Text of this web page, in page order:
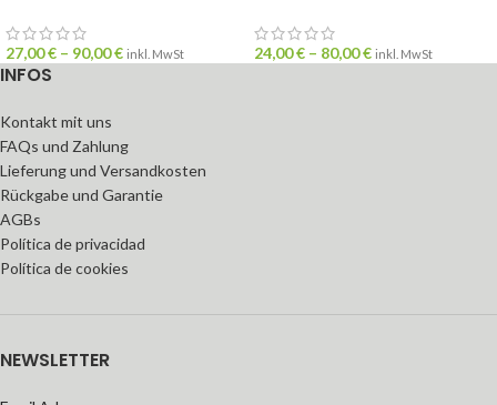
27,00€ – 90,00€ inkl. MwSt 24,00€ – 80,00€ inkl. MwSt
INFOS
Kontakt mit uns
FAQs und Zahlung
Lieferung und Versandkosten
Rückgabe und Garantie
AGBs
Política de privacidad
Política de cookies
NEWSLETTER